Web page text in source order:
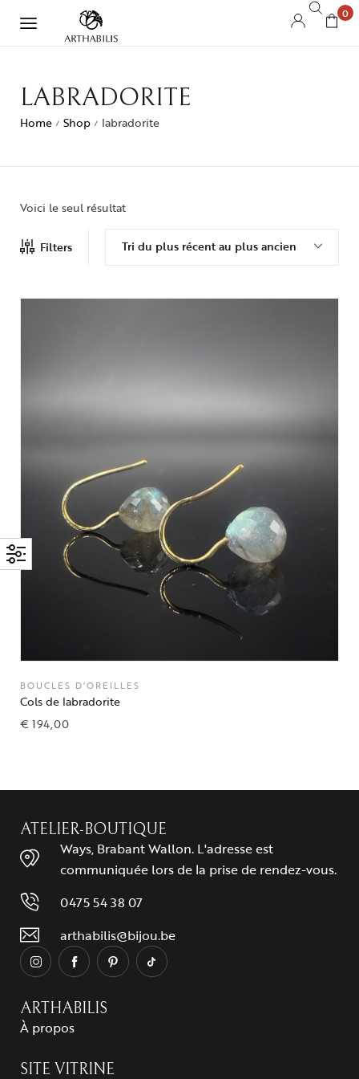
0
LABRADORITE
Home / Shop / labradorite
Voici le seul résultat
Filters Tri du plus récent au plus ancien
BOUCLES D'OREILLES
Cols de labradorite
€194,00
ATELIER-BOUTIQUE
Ways, Brabant Wallon. L'adresse est
communiquée lors de la prise de rendez-vous.
0475 54 38 07
arthabilis@bijou.be
ARTHABILIS
À propos
SITE VITRINE